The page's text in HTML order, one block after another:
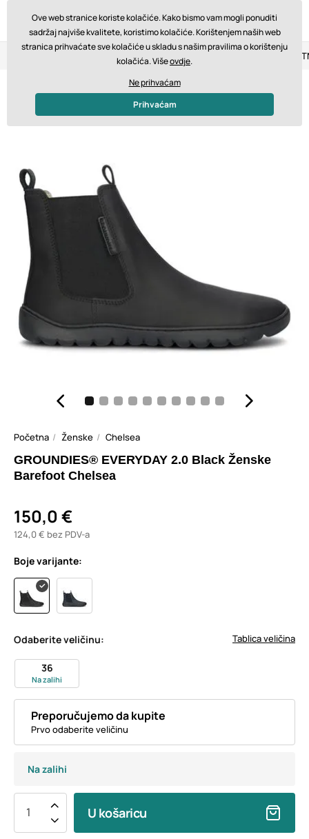
Povrat u roku od 14 dana Brza dostava od 200 €
Početna Ženske Chelsea
GROUNDIES® EVERYDAY 2.0 Black Ženske
Barefoot Chelsea
150,0 €
124,0 € bez PDV-a
Boje varijante:
Tablica veličina
Odaberite veličinu:
36
Na zalihi
Preporučujemo da kupite
Prvo odaberite veličinu
Na zalihi
U košaricu
Ove web stranice koriste kolačiće. Kako bismo vam mogli ponuditi
sadržaj najviše kvalitete, koristimo kolačiće. Korištenjem naših web
stranica prihvaćate sve kolačiće u skladu s našim pravilima o korištenju
kolačića. Višeovdje.
Ne prihvaćam
Prihvaćam